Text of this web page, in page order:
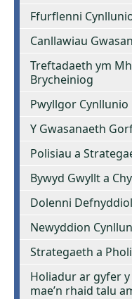
Ffurflenni
Canllawiau
Treftadaeth ym
Brycheiniog
Pwyllgor Cynllunio
Y Gwasanaeth
Polisiau a
Bywyd Gwyllt a
Dolenni Defnyddiol
Newyddion
Strategaeth a
Holiadur ar gyfer
mae’n rhaid talu